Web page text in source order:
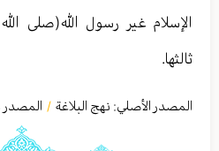
الإسلام غير رسول الله(صلى
ثالثها.
المصدر الأصلي: نهج البلاغة / المصدر